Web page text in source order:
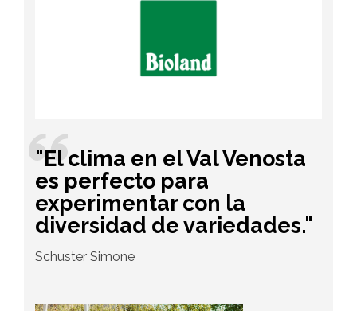
"El clima en el Val Venosta
es perfecto para
experimentar con la
diversidad de variedades."
Schuster Simone